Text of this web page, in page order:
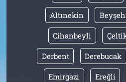
Altınekin
Cihanbeyli
Derbent Derebucak
Emirgazi Ereğli